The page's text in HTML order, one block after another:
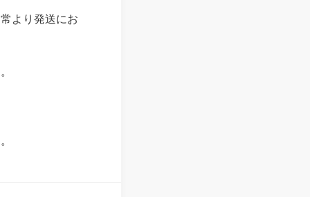
より発送にお